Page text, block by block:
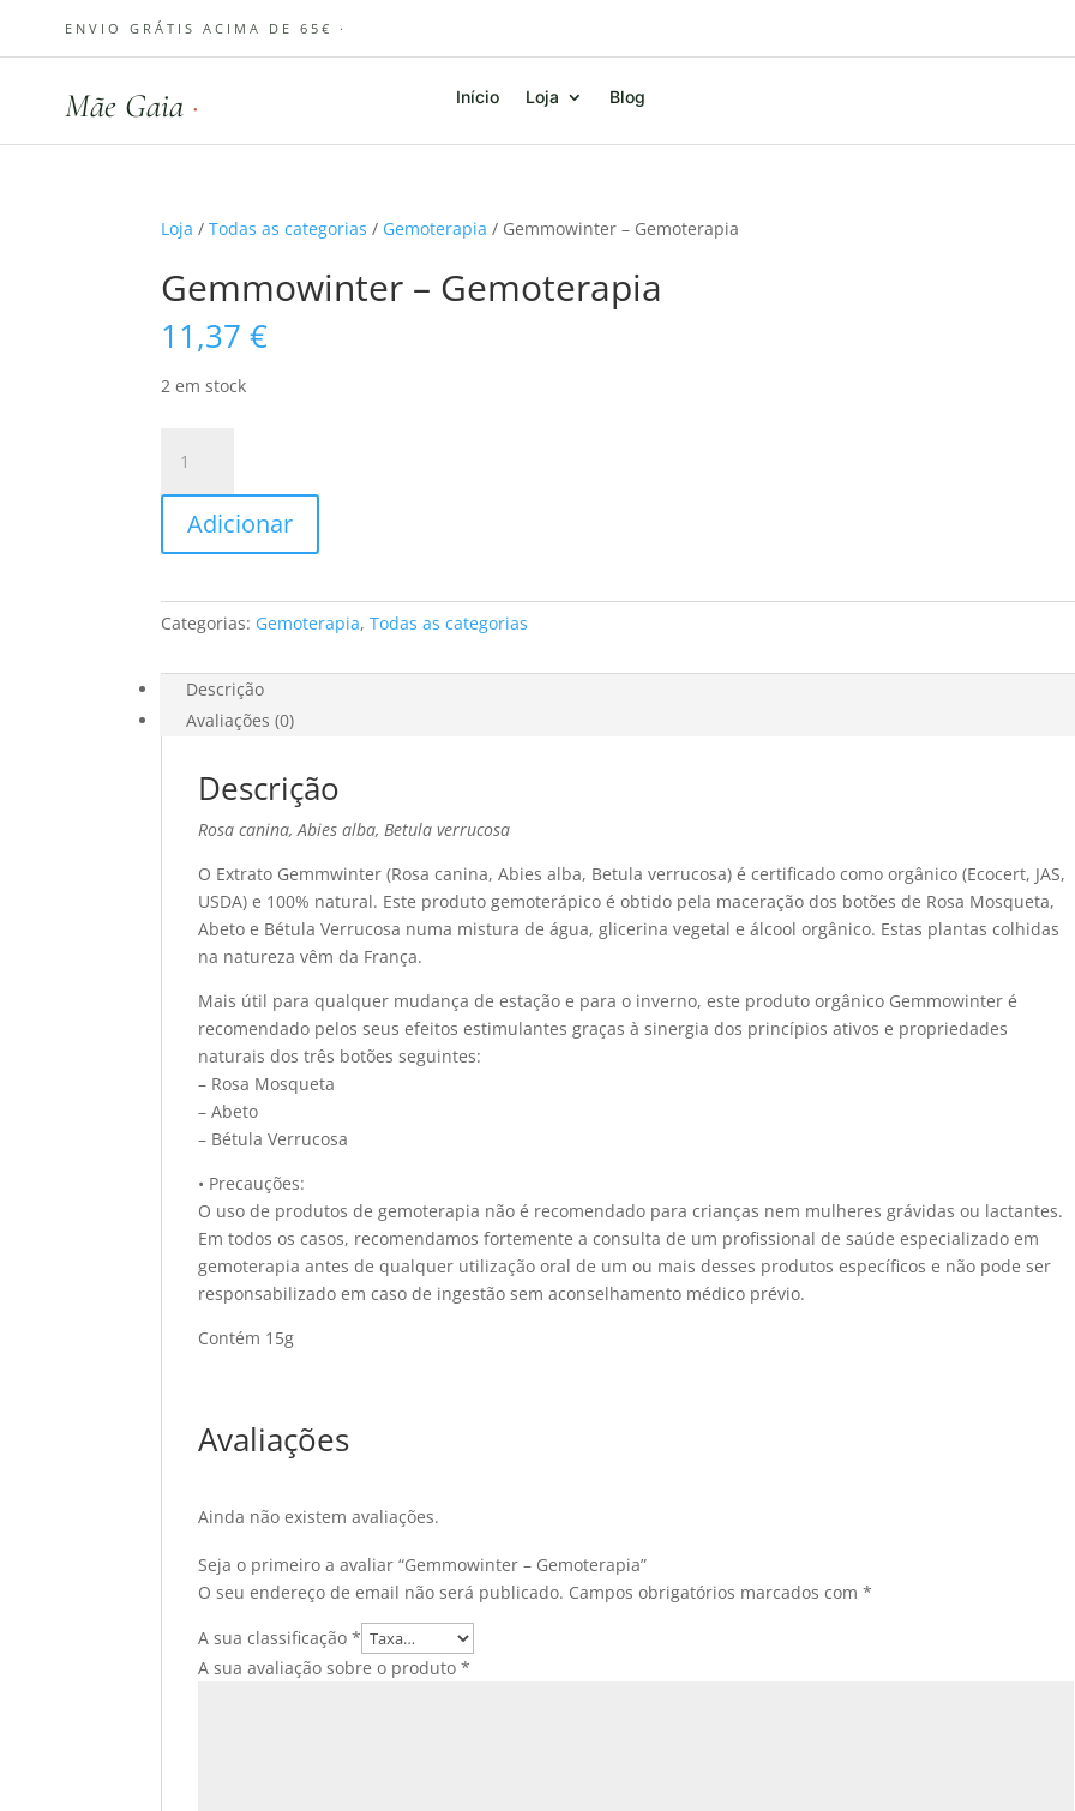
ENVIO GRÁTIS ACIMA DE 65€ ·
Mãe Gaia · Início Loja Blog
Loja /Todas as categorias / Gemoterapia / Gemmowinter – Gemoterapia
Gemmowinter – Gemoterapia
11,37€
2 em stock
Gemmowinter
Gemoterapia
Adicionar
Categorias: Gemoterapia,Todas as categorias
Descrição
Avaliações (0)
Descrição
Rosa canina, Abies alba, Betula verrucosa
O Extrato Gemmwinter (Rosa canina, Abies alba, Betula verrucosa) é certificado como orgânico (Ecocert, JAS,
USDA) e 100% natural. Este produto gemoterápico é obtido pela maceração dos botões de Rosa Mosqueta,
Abeto e Bétula Verrucosa numa mistura de água, glicerina vegetal e álcool orgânico. Estas plantas colhidas
na natureza vêm da França.
Mais útil para qualquer mudança de estação e para o inverno, este produto orgânico Gemmowinter é
recomendado pelos seus efeitos estimulantes graças à sinergia dos princípios ativos e propriedades
naturais dos três botões seguintes:
– Rosa Mosqueta
– Abeto
– Bétula Verrucosa
• Precauções:
O uso de produtos de gemoterapia não é recomendado para crianças nem mulheres grávidas ou lactantes.
Em todos os casos, recomendamos fortemente a consulta de um profissional de saúde especializado em
gemoterapia antes de qualquer utilização oral de um ou mais desses produtos específicos e não pode ser
responsabilizado em caso de ingestão sem aconselhamento médico prévio.
Contém 15g
Avaliações
Ainda não existem avaliações.
Seja o primeiro a avaliar “Gemmowinter – Gemoterapia”
O seu endereço de email não será publicado. Campos obrigatórios marcados com*
A sua classificação*
A sua avaliação sobre o produto*